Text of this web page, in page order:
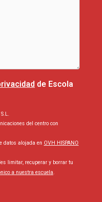
de Escola
del centro con
datos alojada en OVH HISPANO
limitar, recuperar y borrar tu
a nuestra escuela.